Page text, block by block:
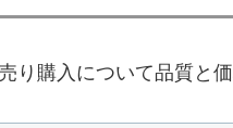
り購入について品質と